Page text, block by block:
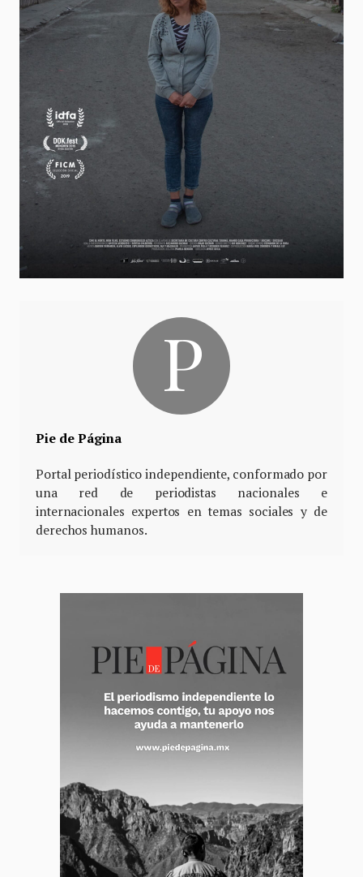
Pie de Página
Portal periodístico independiente, conformado por
una red de periodistas nacionales e
internacionales expertos en temas sociales y de
derechos humanos.